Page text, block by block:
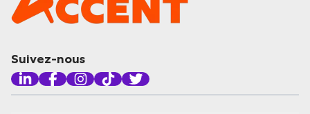
Suivez-nous